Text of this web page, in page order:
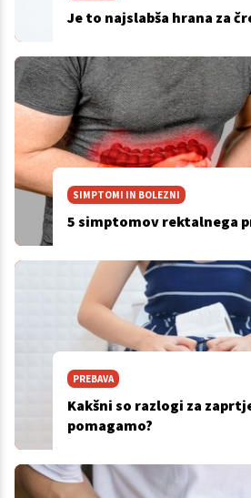
Je to najslabša hrana za
SIMPTOMI IN BOLEZNI
5 simptomov rektalnega
PREBAVA
Kakšni so razlogi za
pomagamo?